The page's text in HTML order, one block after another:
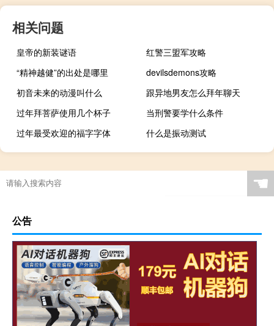
相关问题
皇帝的新装谜语
红警三盟军攻略
“精神越健”的出处是哪里
devilsdemons攻略
初音未来的动漫叫什么
跟异地男友怎么拜年聊天
过年拜菩萨使用几个杯子
当刑警要学什么条件
过年最受欢迎的福字字体
什么是振动测试
☚
公告